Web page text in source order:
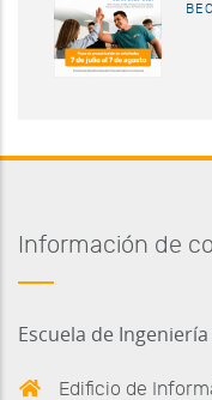
Información de
Escuela de
Edificio de